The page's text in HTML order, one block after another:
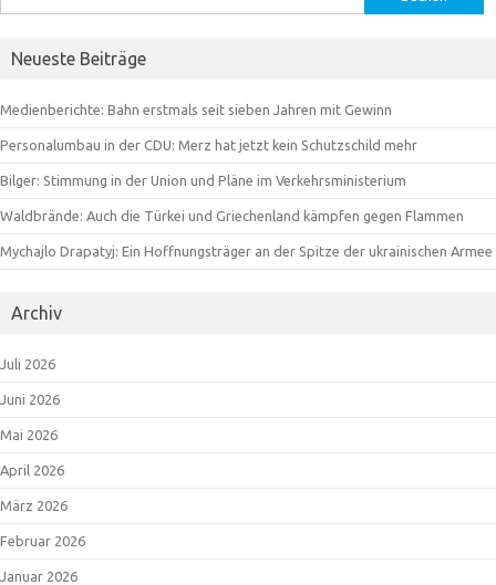
nach:
Neueste Beiträge
Medienberichte: Bahn erstmals seit sieben Jahren mit Gewinn
Personalumbau in der CDU: Merz hat jetzt kein Schutzschild mehr
Bilger: Stimmung in der Union und Pläne im Verkehrsministerium
Waldbrände: Auch die Türkei und Griechenland kämpfen gegen Flammen
Mychajlo Drapatyj: Ein Hoffnungsträger an der Spitze der ukrainischen Armee
Archiv
Juli 2026
Juni 2026
Mai 2026
April 2026
März 2026
Februar 2026
Januar 2026